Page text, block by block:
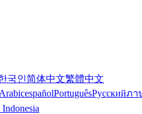
국인简体中文繁體中文
ArabicespañolPortuguêsРусскийภา
Indonesia